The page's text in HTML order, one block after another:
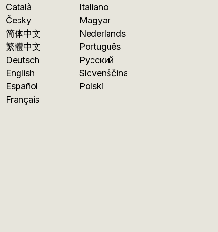
Català
Česky
简体中文
繁體中文
Deutsch
English
Español
Français
Italiano
Magyar
Nederlands
Português
Русский
Slovenščina
Polski